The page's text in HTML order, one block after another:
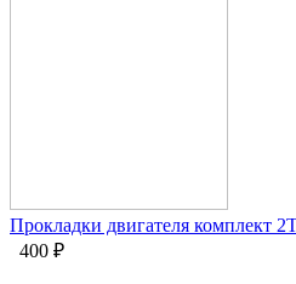
Прокладки двигателя комплект
400 ₽